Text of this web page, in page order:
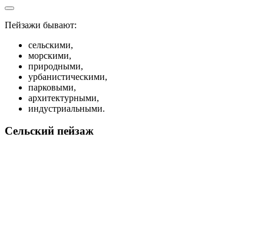
Пейзажи бывают:
сельскими,
морскими,
природными,
урбанистическими,
парковыми,
архитектурными,
индустриальными.
Сельский пейзаж